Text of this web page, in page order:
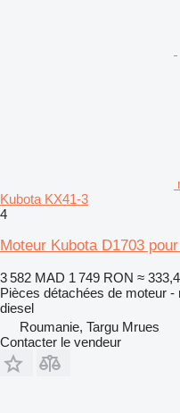
Kubota KX41-3
4
Moteur Kubota D1703
3 582 MAD 1 749 RON ≈
Pièces détachées de moteur -
diesel
Roumanie, Targu Mrues
Contacter le vendeur